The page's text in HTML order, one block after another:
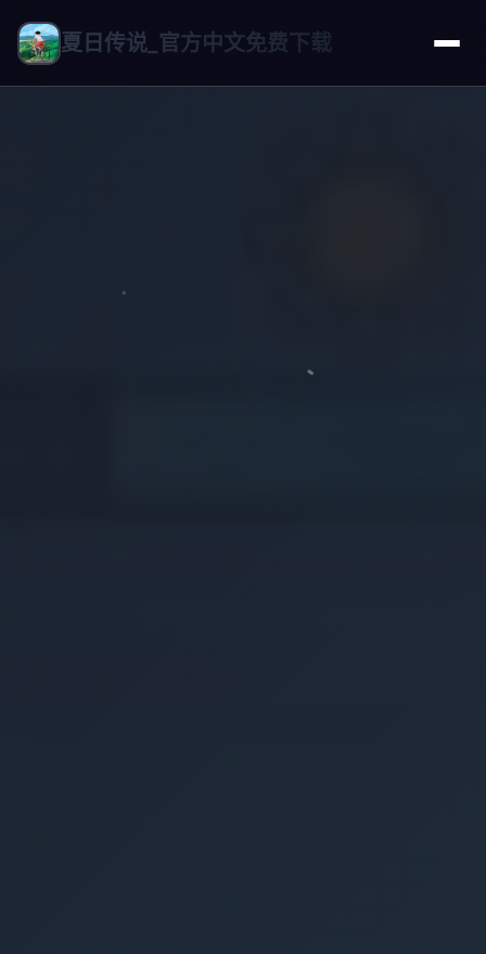
夏日传说_官方中文免费下载